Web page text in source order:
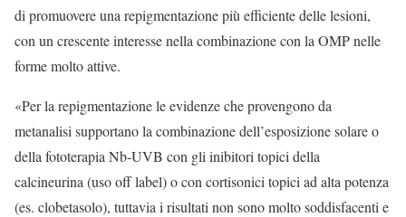
di promuovere una repigmentazione più efficiente delle lesioni,
con un crescente interesse nella combinazione con la OMP nelle
forme molto attive.
«Per la repigmentazione le evidenze che provengono da
metanalisi supportano la combinazione dell’esposizione solare o
della fototerapia Nb-UVB con gli inibitori topici della
calcineurina (uso off label) o con cortisonici topici ad alta potenza
(es. clobetasolo), tuttavia i risultati non sono molto soddisfacenti e